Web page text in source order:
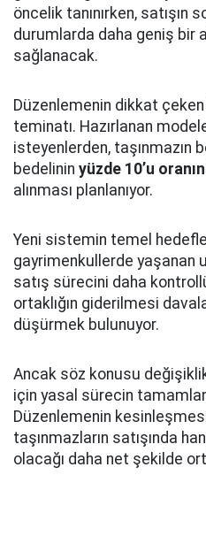
öncelik tanınırken, satışın
durumlarda daha geniş bir
sağlanacak.
Düzenlemenin dikkat
teminatı. Hazırlanan
isteyenlerden, taşınmazın
bedelinin yüzde 10’u
alınması planlanıyor.
Yeni sistemin temel
gayrimenkullerde yaşanan
satış sürecini daha
ortaklığın giderilmesi
düşürmek bulunuyor.
Ancak söz konusu
için yasal sürecin
Düzenlemenin
taşınmazların satışında
olacağı daha net şekilde